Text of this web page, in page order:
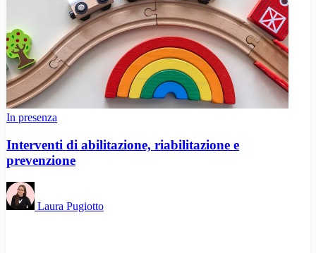
In presenza
Interventi di abilitazione, riabilitazione e
prevenzione
Laura Pugiotto